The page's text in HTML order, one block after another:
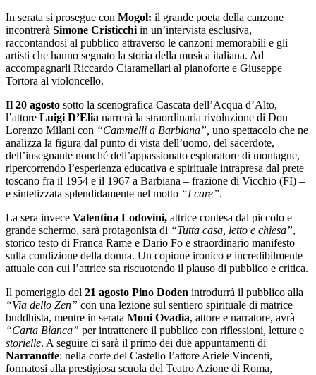
In serata si prosegue con Mogol: il grande poeta della canzone
incontrerà Simone Cristicchi in un’intervista esclusiva,
raccontandosi al pubblico attraverso le canzoni memorabili e gli
artisti che hanno segnato la storia della musica italiana. Ad
accompagnarli Riccardo Ciaramellari al pianoforte e Giuseppe
Tortora al violoncello.
Il 20 agosto sotto la scenografica Cascata dell’Acqua d’Alto,
l’attore Luigi D’Elia narrerà la straordinaria rivoluzione di Don
Lorenzo Milani con “Cammelli a Barbiana”, uno spettacolo che ne
analizza la figura dal punto di vista dell’uomo, del sacerdote,
dell’insegnante nonché dell’appassionato esploratore di montagne,
ripercorrendo l’esperienza educativa e spirituale intrapresa dal prete
toscano fra il 1954 e il 1967 a Barbiana – frazione di Vicchio (FI) –
e sintetizzata splendidamente nel motto “I care”.
La sera invece Valentina Lodovini, attrice contesa dal piccolo e
grande schermo, sarà protagonista di “Tutta casa, letto e chiesa”,
storico testo di Franca Rame e Dario Fo e straordinario manifesto
sulla condizione della donna. Un copione ironico e incredibilmente
attuale con cui l’attrice sta riscuotendo il plauso di pubblico e critica.
Il pomeriggio del 21 agosto Pino Doden introdurrà il pubblico alla
“Via dello Zen” con una lezione sul sentiero spirituale di matrice
buddhista, mentre in serata Moni Ovadia, attore e narratore, avrà
“Carta Bianca” perintrattenere il pubblico con riflessioni, letture e
storielle. A seguire ci sarà il primo dei due appuntamenti di
Narranotte: nella corte del Castello l’attore Ariele Vincenti,
formatosi alla prestigiosa scuola del Teatro Azione di Roma,